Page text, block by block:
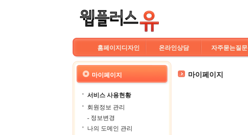
홈페이지디자인 온라인상담 자주묻는질문
마이페이지
서비스 사용현황
회원정보 관리
- 정보변경
나의 도메인 관리
마이페이지